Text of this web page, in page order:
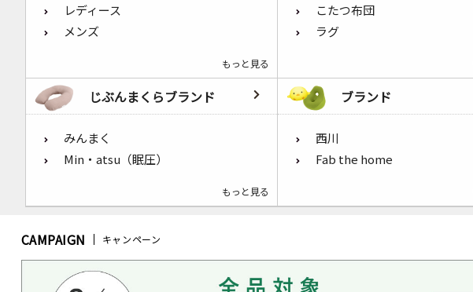
レディース
メンズ
もっと見る
こたつ布団
ラグ
じぶんまくらブランド
みんまく
Min・atsu（眠圧）
もっと見る
ブランド
西川
Fab the home
CAMPAIGN キャンペーン